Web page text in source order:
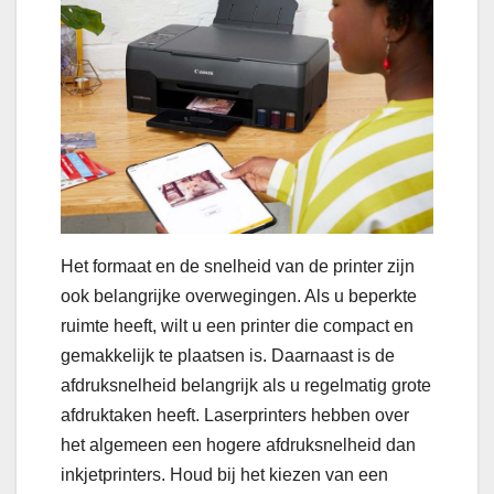
Het formaat en de snelheid van de printer zijn
ook belangrijke overwegingen. Als u beperkte
ruimte heeft, wilt u een printer die compact en
gemakkelijk te plaatsen is. Daarnaast is de
afdruksnelheid belangrijk als u regelmatig grote
afdruktaken heeft. Laserprinters hebben over
het algemeen een hogere afdruksnelheid dan
inkjetprinters. Houd bij het kiezen van een